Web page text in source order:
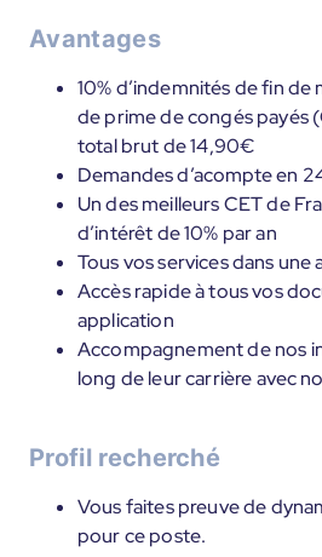
Avantages
10% d’indemnités de fin de
de prime de congés payés
total brut de 14,90€
Demandes d’acompte en
Un des meilleurs CET de
d’intérêt de 10% par an
Tous vos services dans une
Accès rapide à tous vos
application
Accompagnement de nos
long de leur carrière avec
Profil recherché
Vous faites preuve de
pour ce poste.